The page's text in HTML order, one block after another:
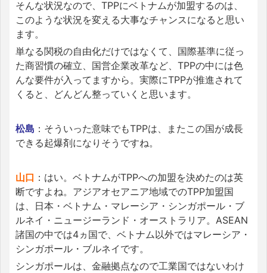
そんな状況なので、TPPにベトナムが加盟するのは、
このような状況を変える大事なチャンスになると思い
ます。
単なる関税の自由化だけではなくて、国際基準に従っ
た商習慣の確立、国営企業改革など、TPPの中には色
んな要件が入ってますから。実際にTPPが推進されて
くると、どんどん整っていくと思います。
松島 ：そういった意味でもTPPは、またこの国が成長
できる起爆剤になりそうですね。
山口 ：はい。ベトナムがTPPへの加盟を決めたのは英
断ですよね。アジアオセアニア地域でのTPP加盟国
は、日本・ベトナム・マレーシア・シンガポール・ブ
ルネイ・ニュージーランド・オーストラリア。ASEAN
諸国の中では4ヵ国で、ベトナム以外ではマレーシア・
シンガポール・ブルネイです。
シンガポールは、金融拠点なので工業国ではないわけ